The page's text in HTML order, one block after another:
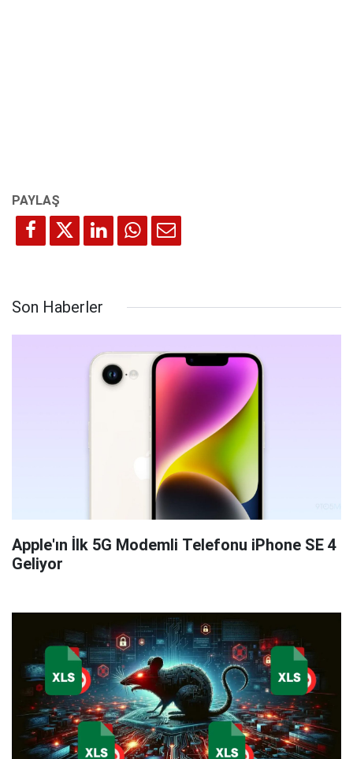
Son Haberler
Apple'ın İlk 5G Modemli Telefonu iPhone SE 4
Geliyor